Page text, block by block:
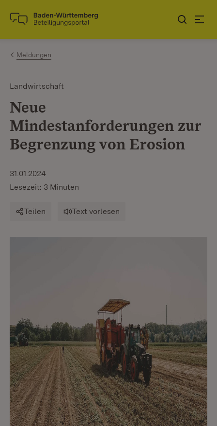
Zum Inhalt springen
Link zur Startseite
Meldungen
Landwirtschaft
Neue
Mindestanforderungen zur
Begrenzung von Erosion
31.01.2024
Lesezeit: 3 Minuten
Teilen Text vorlesen